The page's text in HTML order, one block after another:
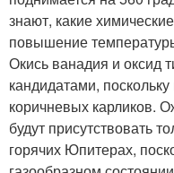
знают, какие
повышение
Окись ванадия и оксид
кандидатами,
коричневых карликов.
будут присутствовать
горячих Юпитерах,